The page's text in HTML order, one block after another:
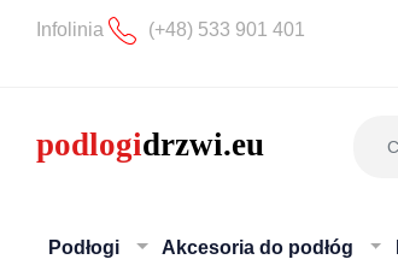
Infolinia (+48) 533 901 401
Podłogi Akcesoria do podłóg